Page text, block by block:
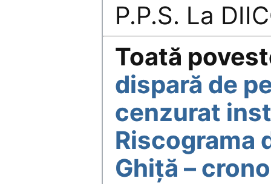
P.P.S. La
Toată
dispară de
cenzurat
Riscograma
Ghiță –